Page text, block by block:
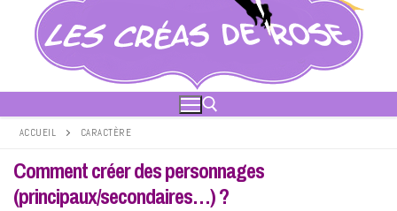
Rechercher :
ACCUEIL CARACTÈRE
Comment créer des personnages
(principaux/secondaires…) ?